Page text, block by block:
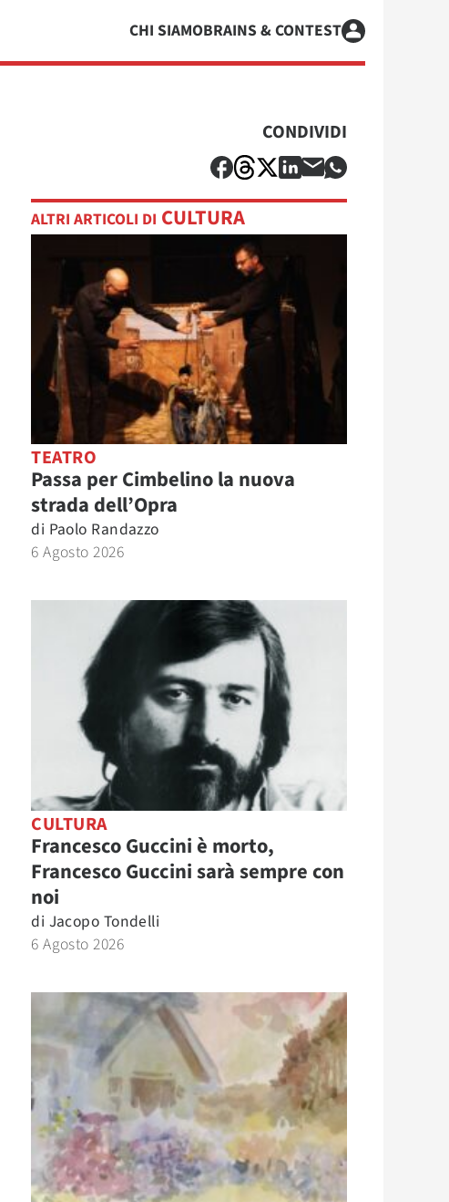
CHI SIAMOBRAINS & CONTEST
CONDIVIDI
ALTRI ARTICOLI DI CULTURA
TEATRO
Passa per Cimbelino la nuova
strada dell’Opra
di Paolo Randazzo
6 Agosto 2026
CULTURA
Francesco Guccini è morto,
Francesco Guccini sarà sempre con
noi
di Jacopo Tondelli
6 Agosto 2026